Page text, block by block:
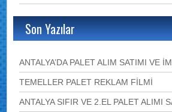
Son Yazılar
ANTALYA’DA PALET ALIM SATIMI VE
TEMELLER PALET REKLAM FİLMİ
ANTALYA SIFIR VE 2.EL PALET ALIMI